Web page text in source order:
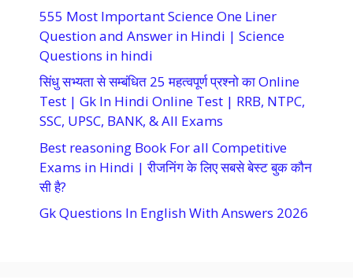
555 Most Important Science One Liner
Question and Answer in Hindi | Science
Questions in hindi
सिंधु सभ्यता से सम्बंधित 25 महत्वपूर्ण प्रश्नो का Online
Test | Gk In Hindi Online Test | RRB, NTPC,
SSC, UPSC, BANK, & All Exams
Best reasoning Book For all Competitive
Exams in Hindi | रीजनिंग के लिए सबसे बेस्ट बुक कौन
सी है?
Gk Questions In English With Answers 2026